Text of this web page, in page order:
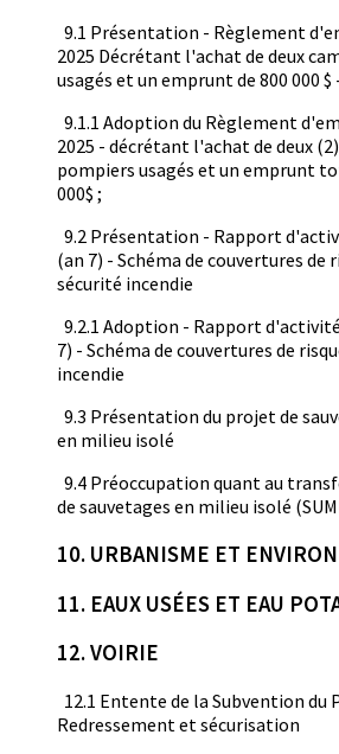
9.1 Présentation - Règlement
2025 Décrétant l'achat de deux
usagés et un emprunt de 800 000 $
9.1.1 Adoption du Règlement
2025 - décrétant l'achat de deux
pompiers usagés et un emprunt
000$ ;
9.2 Présentation - Rapport
(an 7) - Schéma de couvertures de
sécurité incendie
9.2.1 Adoption - Rapport
7) - Schéma de couvertures de
incendie
9.3 Présentation du projet de
en milieu isolé
9.4 Préoccupation quant au
de sauvetages en milieu isolé
10. URBANISME ET
11. EAUX USÉES ET EAU
12. VOIRIE
12.1 Entente de la Subvention du
Redressement et sécurisation